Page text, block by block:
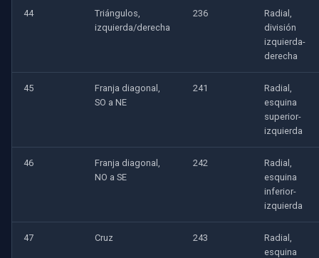
44
Triángulos,
izquierda/derecha
236
Radial,
división
izquierda-
derecha
45
Franja diagonal,
SO a NE
241
Radial,
esquina
superior-
izquierda
46
Franja diagonal,
NO a SE
242
Radial,
esquina
inferior-
izquierda
47 Cruz 243
Radial,
esquina